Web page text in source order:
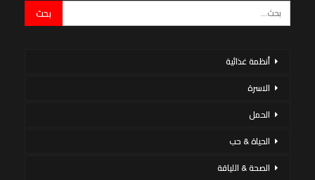
أنظمة غذائية
الاسرة
الحمل
الحياة & حب
الصحة & اللياقة